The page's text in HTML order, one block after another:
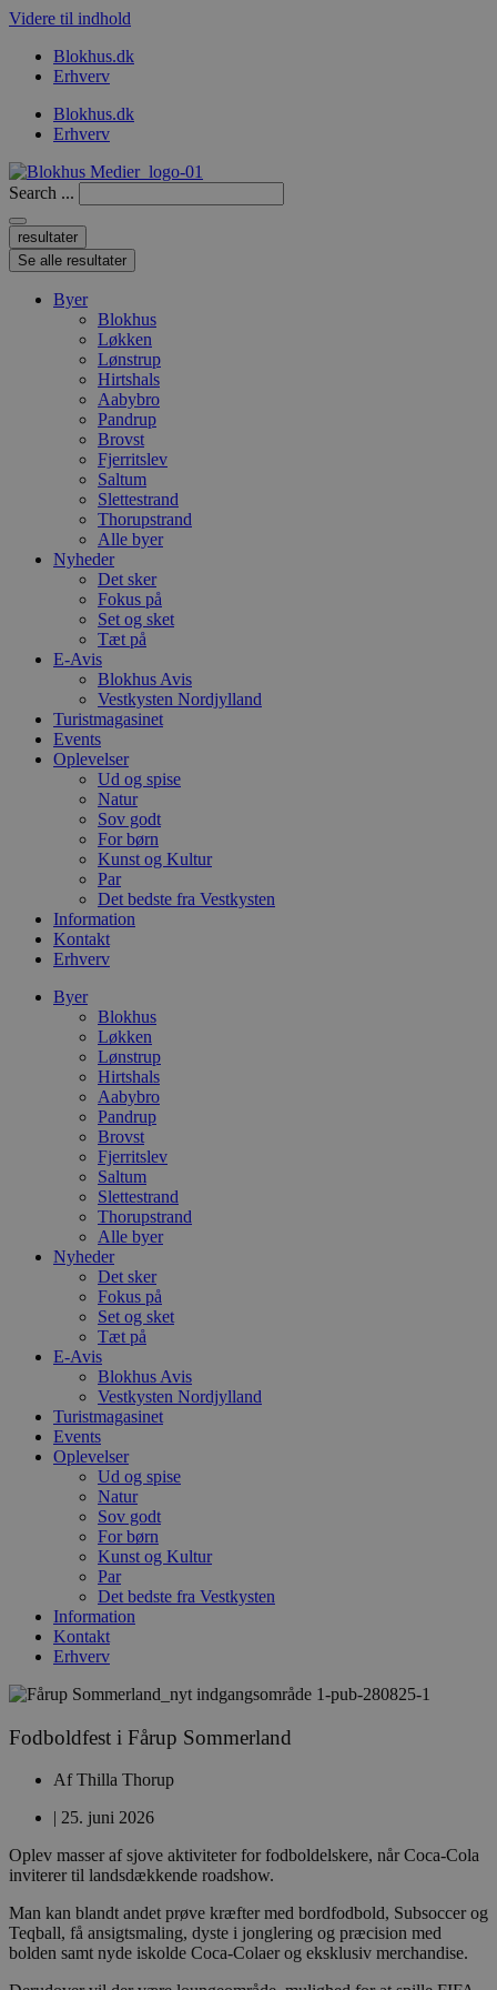
Videre til indhold
Blokhus.dk
Erhverv
Blokhus.dk
Erhverv
Search ...
resultater
Se alle resultater
Byer
Blokhus
Løkken
Lønstrup
Hirtshals
Aabybro
Pandrup
Brovst
Fjerritslev
Saltum
Slettestrand
Thorupstrand
Alle byer
Nyheder
Det sker
Fokus på
Set og sket
Tæt på
E-Avis
Blokhus Avis
Vestkysten Nordjylland
Turistmagasinet
Events
Oplevelser
Ud og spise
Natur
Sov godt
For børn
Kunst og Kultur
Par
Det bedste fra Vestkysten
Information
Kontakt
Erhverv
Byer
Blokhus
Løkken
Lønstrup
Hirtshals
Aabybro
Pandrup
Brovst
Fjerritslev
Saltum
Slettestrand
Thorupstrand
Alle byer
Nyheder
Det sker
Fokus på
Set og sket
Tæt på
E-Avis
Blokhus Avis
Vestkysten Nordjylland
Turistmagasinet
Events
Oplevelser
Ud og spise
Natur
Sov godt
For børn
Kunst og Kultur
Par
Det bedste fra Vestkysten
Information
Kontakt
Erhverv
Fodboldfest i Fårup Sommerland
AfThilla Thorup
| 25. juni 2026
Oplev masser af sjove aktiviteter for fodboldelskere, når Coca-Cola
inviterer til landsdækkende roadshow.
Man kan blandt andet prøve kræfter med bordfodbold, Subsoccer og
Teqball, få ansigtsmaling, dyste i jonglering og præcision med
bolden samt nyde iskolde Coca-Colaer og eksklusiv merchandise.